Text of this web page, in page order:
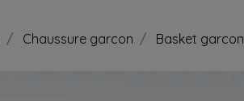
Chaussure garcon Basket garcon